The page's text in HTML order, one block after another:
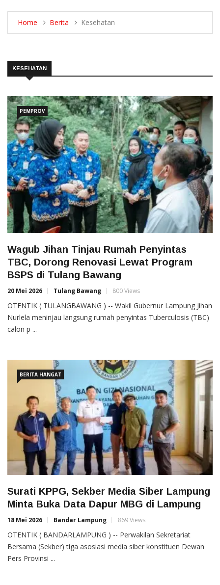
Home Berita Kesehatan
KESEHATAN
PEMPROV
Wagub Jihan Tinjau Rumah Penyintas
TBC, Dorong Renovasi Lewat Program
BSPS di Tulang Bawang
20 Mei 2026 Tulang Bawang 800 Views
OTENTIK ( TULANGBAWANG ) -- Wakil Gubernur Lampung Jihan
Nurlela meninjau langsung rumah penyintas Tuberculosis (TBC)
calon p ...
BERITA HANGAT
Surati KPPG, Sekber Media Siber Lampung
Minta Buka Data Dapur MBG di Lampung
18 Mei 2026 Bandar Lampung 869 Views
OTENTIK ( BANDARLAMPUNG ) -- Perwakilan Sekretariat
Bersama (Sekber) tiga asosiasi media siber konstituen Dewan
Pers Provinsi ...